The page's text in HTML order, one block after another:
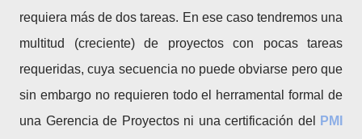
requiera más de dos tareas. En ese caso tendremos una
multitud (creciente) de proyectos con pocas tareas
requeridas, cuya secuencia no puede obviarse pero que
sin embargo no requieren todo el herramental formal de
una Gerencia de Proyectos ni una certificación del
PMI